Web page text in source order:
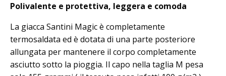
Polivalente e protettiva, leggera e comoda
La giacca Santini Magic è completamente
termosaldata ed è dotata di una parte posteriore
allungata per mantenere il corpo completamente
asciutto sotto la pioggia. Il capo nella taglia M pesa